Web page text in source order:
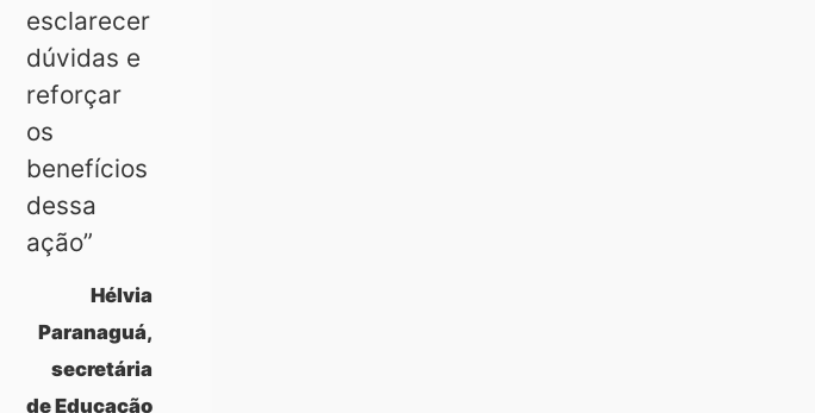
esclarecer
dúvidas e
reforçar
os
benefícios
dessa
ação”
Hélvia
Paranaguá,
secretária
de Educação